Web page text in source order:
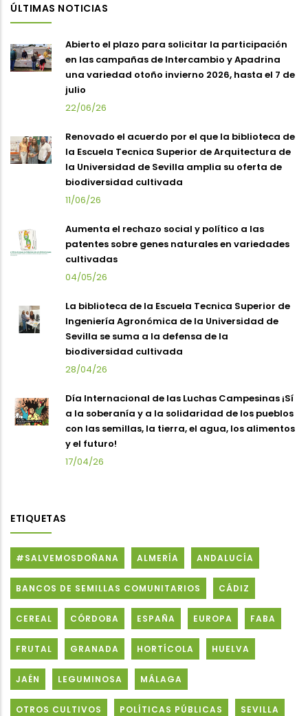
ÚLTIMAS NOTICIAS
Abierto el plazo para solicitar la participación
en las campañas de Intercambio y Apadrina
una variedad otoño invierno 2026, hasta el 7 de
julio
22/06/26
Renovado el acuerdo por el que la biblioteca de
la Escuela Tecnica Superior de Arquitectura de
la Universidad de Sevilla amplia su oferta de
biodiversidad cultivada
11/06/26
Aumenta el rechazo social y político a las
patentes sobre genes naturales en variedades
cultivadas
04/05/26
La biblioteca de la Escuela Tecnica Superior de
Ingeniería Agronómica de la Universidad de
Sevilla se suma a la defensa de la
biodiversidad cultivada
28/04/26
Día Internacional de las Luchas Campesinas ¡Sí
a la soberanía y a la solidaridad de los pueblos
con las semillas, la tierra, el agua, los alimentos
y el futuro!
17/04/26
ETIQUETAS
#SALVEMOSDOÑANA ALMERÍA ANDALUCÍA
BANCOS DE SEMILLAS COMUNITARIOS CÁDIZ
CEREAL CÓRDOBA ESPAÑA EUROPA FABA
FRUTAL GRANADA HORTÍCOLA HUELVA
JAÉN LEGUMINOSA MÁLAGA
OTROS CULTIVOS POLÍTICAS PÚBLICAS SEVILLA